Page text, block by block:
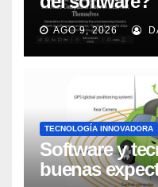
AGO 9, 2026
TECNOLOGÍA INNOVADORA
Software y
buenas